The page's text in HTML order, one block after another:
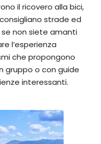
il ricovero alla bici,
strade ed
se non siete amanti
l’esperienza
che propongono
gruppo o con guide
interessanti.